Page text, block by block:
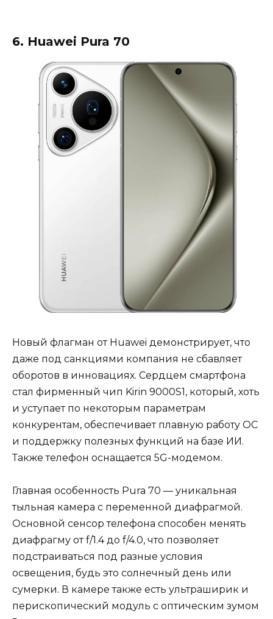
6. Huawei Pura 70
Новый флагман от Huawei демонстрирует, что
даже под санкциями компания не сбавляет
оборотов в инновациях. Сердцем смартфона
стал фирменный чип Kirin 9000S1, который, хоть
и уступает по некоторым параметрам
конкурентам, обеспечивает плавную работу ОС
и поддержку полезных функций на базе ИИ.
Также телефон оснащается 5G-модемом.
Главная особенность Pura 70 — уникальная
тыльная камера с переменной диафрагмой.
Основной сенсор телефона способен менять
диафрагму от f/1.4 до f/4.0, что позволяет
подстраиваться под разные условия
освещения, будь это солнечный день или
сумерки. В камере также есть ультраширик и
перископический модуль с оптическим зумом